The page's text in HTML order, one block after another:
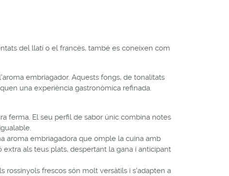
del llatí o el francès, també es coneixen com
embriagador. Aquests fongs, de tonalitats
una experiència gastronòmica refinada.
ferma. El seu perfil de sabor únic combina notes
aroma embriagadora que omple la cuina amb
als teus plats, despertant la gana i anticipant
rossinyols frescos són molt versàtils i s'adapten a